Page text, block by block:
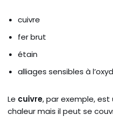
cuivre
fer brut
étain
alliages sensibles à
Le cuivre, par exemple,
chaleur mais il peut se